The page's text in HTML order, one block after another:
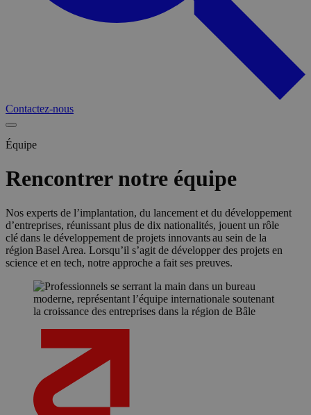
Contactez-nous
Équipe
Rencontrer notre équipe
Nos experts de l’implantation, du lancement et du développement
d’entreprises, réunissant plus de dix nationalités, jouent un rôle
clé dans le développement de projets innovants au sein de la
région Basel Area. Lorsqu’il s’agit de développer des projets en
science et en tech, notre approche a fait ses preuves.